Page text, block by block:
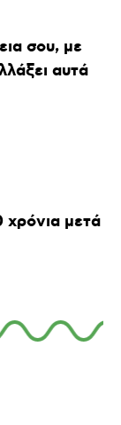
σου, με
αυτά
μετά